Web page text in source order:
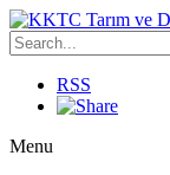
RSS
Menu